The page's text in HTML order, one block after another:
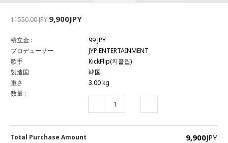
11550.00 JPY9,900JPY
積立金 :
99 JPY
プロデューサー
JYP ENTERTAINMENT
歌手
KickFlip(킥플립)
製造国
韓国
重さ
3.00 kg
数量 :
Total Purchase Amount 9,900JPY